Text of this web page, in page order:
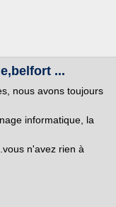
...
nous avons toujours
informatique, la
n'avez rien à